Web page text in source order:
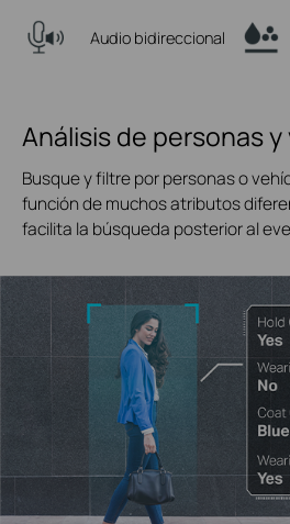
Audio bidireccional
Análisis de personas
Busque y filtre por personas o
función de muchos atributos
facilita la búsqueda posterior al